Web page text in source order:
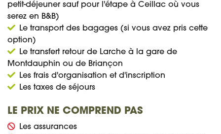
petit-déjeuner sauf pour l'étape à Ceillac où vous
serez en B&B)
Le transport des bagages (si vous avez pris cette
option)
Le transfert retour de Larche à la gare de
Montdauphin ou de Briançon
Les frais d'organisation et d'inscription
Les taxes de séjours
LE PRIX NE COMPREND PAS
Les assurances